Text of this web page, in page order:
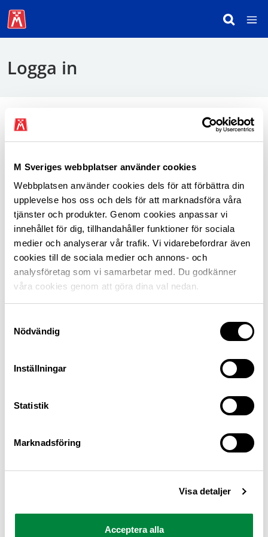
M Sveriges webbplatser använder cookies
Webbplatsen använder cookies dels för att förbättra din
upplevelse hos oss och dels för att marknadsföra våra
tjänster och produkter. Genom cookies anpassar vi
innehållet för dig, tillhandahåller funktioner för sociala
medier och analyserar vår trafik. Vi vidarebefordrar även
cookies till de sociala medier och annons- och
analysföretag som vi samarbetar med. Du godkänner
våra cookies genom att göra dina val nedan.
Nödvändig
Inställningar
Statistik
Marknadsföring
Visa detaljer
Acceptera alla
Logga in
För att logga in behöver du använda mobilt
BankID.
Logga in som medlem
M Sverige är Sveriges största konsumentorganisation
för bilister och andra trafikanter
Ansvarig utgivare: Heléne Lilja
Pressrum
Om oss